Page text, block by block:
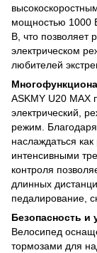
мощностью 1000
В, что позволяет
электрическом
любителей
ASKMY U20 MAX
электрический,
режим.
наслаждаться
интенсивными
контроля
длинных
педалирование,
Безопасность и
Велосипед
тормозами для